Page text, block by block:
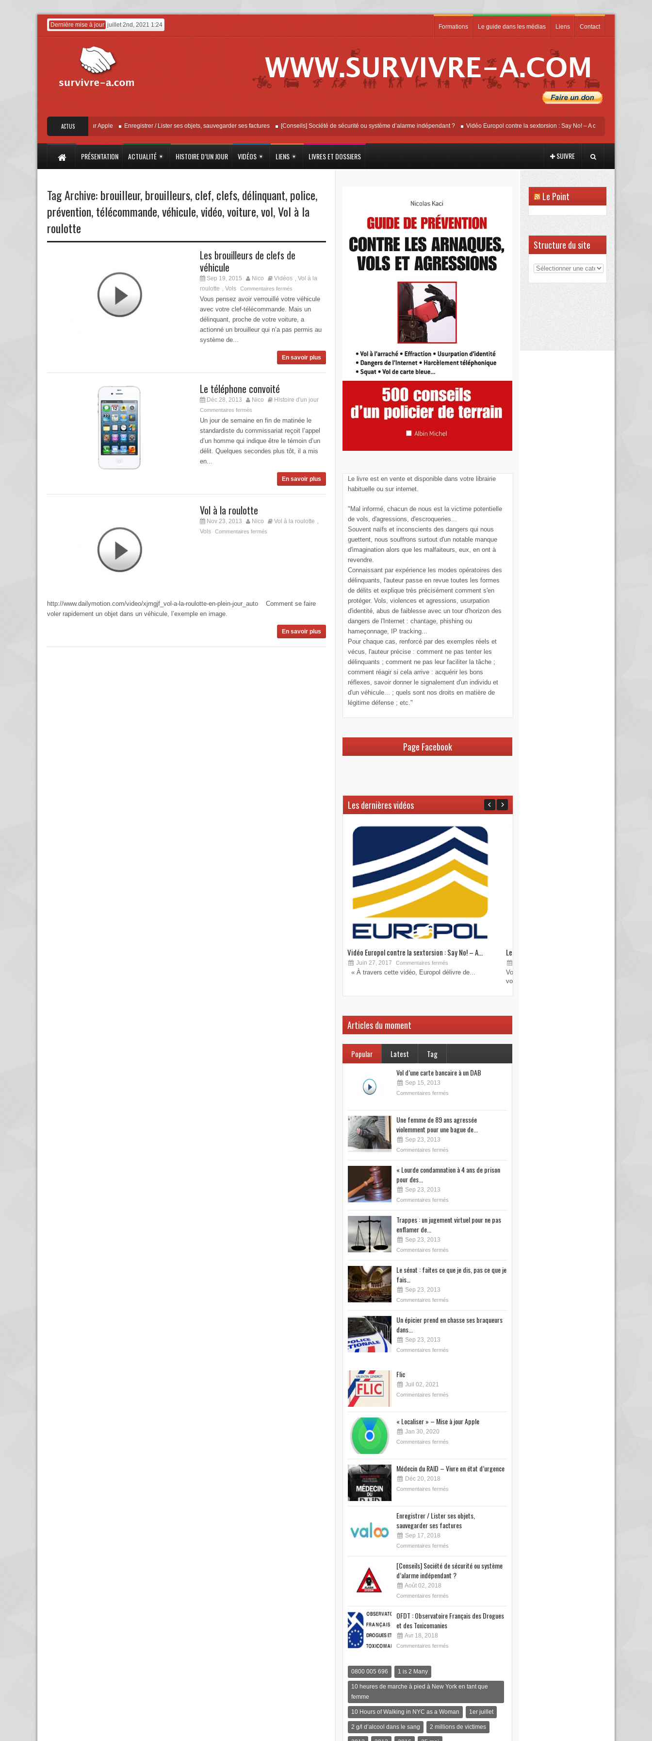
Dernière mise à jour juillet 2nd, 2021 1:24 Formations Le guide dans les médias Liens Contact
ACTUS
« Localiser » – Mise à jour Apple Enregistrer / Lister ses objets, sauvegarder ses factures [Conseils] Société de sécurité ou système d’alarme indépendant ? Vidéo Europol contre la sextorsion : Say No! – A campaign against online
PRÉSENTATION ACTUALITÉ HISTOIRE D’UN JOUR VIDÉOS LIENS LIVRES ET DOSSIERS SUIVRE
Tag Archive:brouilleur,brouilleurs,clef,clefs,délinquant,police,
prévention,télécommande,véhicule,vidéo,voiture,vol,Vol à la
roulotte
Les brouilleurs de clefs de
véhicule
Sep 19, 2015 Nico Vidéos
Vol à la
roulotte
Vols Commentaires fermés
Vous pensez avoir verrouillé votre véhicule
avec votre clef-télécommande. Mais un
délinquant, proche de votre voiture, a
actionné un brouilleur qui n’a pas permis au
système de...
En savoir plus
Le téléphone convoité
Déc 28, 2013 Nico Histoire d'un jour
Commentaires fermés
Un jour de semaine en fin de matinée le
standardiste du commissariat reçoit l’appel
d’un homme qui indique être le témoin d’un
délit. Quelques secondes plus tôt, il a mis
en...
En savoir plus
Vol à la roulotte
Nov 23, 2013 Nico Vol à la roulotte
Vols Commentaires fermés
http://www.dailymotion.com/video/xjmgjf_vol-a-la-roulotte-en-plein-jour_auto Comment se faire
voler rapidement un objet dans un véhicule, l’exemple en image.
En savoir plus
Le livre est en vente et disponible dans votre librairie
habituelle ou sur internet.
"Mal informé, chacun de nous est la victime potentielle
de vols, d'agressions, d'escroqueries...
Souvent naïfs et inconscients des dangers qui nous
guettent, nous souffrons surtout d'un notable manque
d'imagination alors que les malfaiteurs, eux, en ont à
revendre.
Connaissant par expérience les modes opératoires des
délinquants, l'auteur passe en revue toutes les formes
de délits et explique très précisément comment s'en
protéger. Vols, violences et agressions, usurpation
d'identité, abus de faiblesse avec un tour d'horizon des
dangers de l'Internet : chantage, phishing ou
hameçonnage, IP tracking...
Pour chaque cas, renforcé par des exemples réels et
vécus, l'auteur précise : comment ne pas tenter les
délinquants ; comment ne pas leur faciliter la tâche ;
comment réagir si cela arrive : acquérir les bons
réflexes, savoir donner le signalement d'un individu et
d'un véhicule... ; quels sont nos droits en matière de
légitime défense ; etc."
Page Facebook
Les dernières vidéos
Vidéo Europol contre la sextorsion : Say No! – A...
Juin 27, 2017 Commentaires fermés
« À travers cette vidéo, Europol délivre de...
Les brouilleurs de clefs de véhicule
Vous pensez avoir verrouillé votre véhicule avec
votre...
Articles du moment
Popular Latest Tag
Vol d’une carte bancaire à un DAB
Sep 15, 2013
Commentaires fermés
Une femme de 89 ans agressée
violemment pour une bague de...
Sep 23, 2013
Commentaires fermés
« Lourde condamnation à 4 ans de prison
pour des...
Sep 23, 2013
Commentaires fermés
Trappes : un jugement virtuel pour ne pas
enflamer de...
Sep 23, 2013
Commentaires fermés
Le sénat : faites ce que je dis, pas ce que je
fais…
Sep 23, 2013
Commentaires fermés
Un épicier prend en chasse ses braqueurs
dans...
Sep 23, 2013
Commentaires fermés
Flic
Juil 02, 2021
Commentaires fermés
« Localiser » – Mise à jour Apple
Jan 30, 2020
Commentaires fermés
Médecin du RAID – Vivre en état d’urgence
Déc 20, 2018
Commentaires fermés
Enregistrer / Lister ses objets,
sauvegarder ses factures
Sep 17, 2018
Commentaires fermés
[Conseils] Société de sécurité ou système
d’alarme indépendant ?
Août 02, 2018
Commentaires fermés
OFDT : Observatoire Français des Drogues
et des Toxicomanies
Avr 18, 2018
Commentaires fermés
0800 005 696 1 is 2 Many
10 heures de marche à pied à New York en tant que
femme
10 Hours of Walking in NYC as a Woman 1er juillet
2 g/l d’alcool dans le sang 2 millions de victimes
Le Point
Structure du site